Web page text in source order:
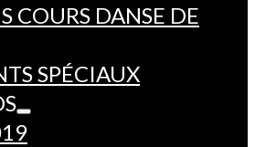
COURS DANSE DE
SPÉCIAUX